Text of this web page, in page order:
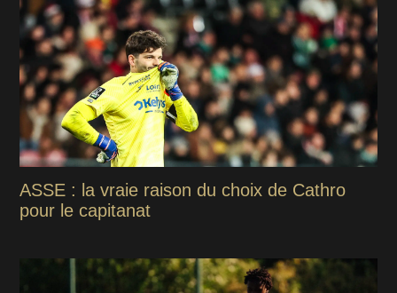
ASSE : la vraie raison du choix de Cathro
pour le capitanat